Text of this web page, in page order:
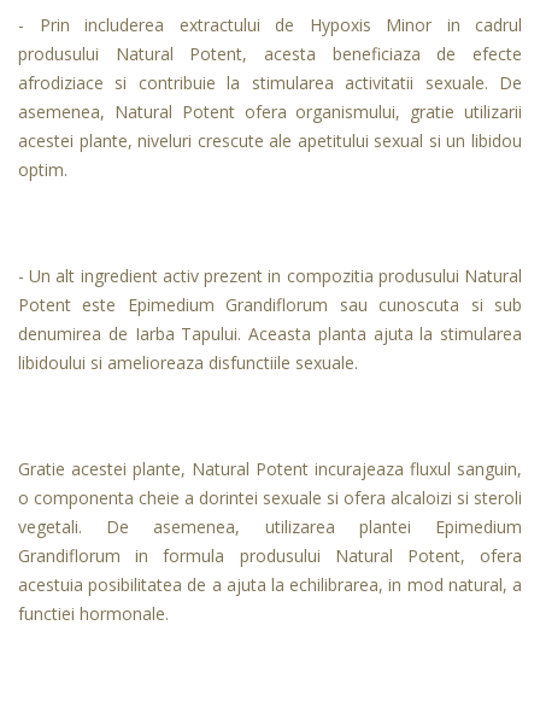
- Prin includerea extractului de Hypoxis Minor in cadrul
produsului Natural Potent, acesta beneficiaza de efecte
afrodiziace si contribuie la stimularea activitatii sexuale. De
asemenea, Natural Potent ofera organismului, gratie utilizarii
acestei plante, niveluri crescute ale apetitului sexual si un libidou
optim.
- Un alt ingredient activ prezent in compozitia produsului Natural
Potent este Epimedium Grandiflorum sau cunoscuta si sub
denumirea de Iarba Tapului. Aceasta planta ajuta la stimularea
libidoului si amelioreaza disfunctiile sexuale.
Gratie acestei plante, Natural Potent incurajeaza fluxul sanguin,
o componenta cheie a dorintei sexuale si ofera alcaloizi si steroli
vegetali. De asemenea, utilizarea plantei Epimedium
Grandiflorum in formula produsului Natural Potent, ofera
acestuia posibilitatea de a ajuta la echilibrarea, in mod natural, a
functiei hormonale.